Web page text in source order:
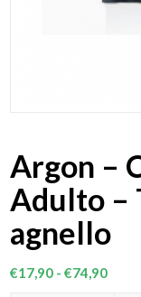
Argon –
Adulto –
agnello
€17,90 - €74,90Fascia